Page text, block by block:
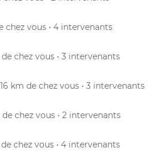
chez vous • 4 intervenants
de chez vous • 3 intervenants
16 km de chez vous • 3 intervenants
de chez vous • 2 intervenants
de chez vous • 4 intervenants